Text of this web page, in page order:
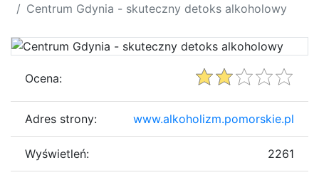
Centrum Gdynia - skuteczny detoks alkoholowy
Ocena:
Adres strony: www.alkoholizm.pomorskie.pl
Wyświetleń: 2261